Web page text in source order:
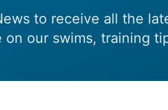
to receive all the
our swims, training